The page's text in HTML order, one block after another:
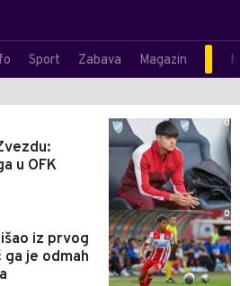
Sport Zabava Magazin
u OFK
0
iz prvog
je odmah
0